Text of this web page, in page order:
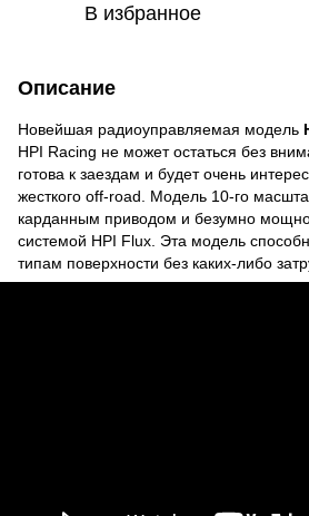
В избранное
Описание
Новейшая радиоуправляемая модель
HPI Racing не может остаться без
готова к заездам и будет очень
жесткого off-road. Модель 10-го
карданным приводом и безумно
системой HPI Flux. Эта модель
типам поверхности без каких-либо